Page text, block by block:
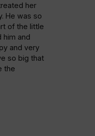
her
He was so
of the little
him and
and very
so big that
the